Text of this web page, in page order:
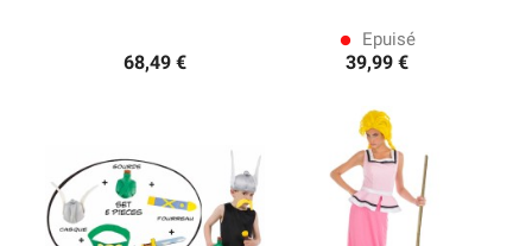
(1 avis)
68,49 €
lens Epuisé
39,99 €